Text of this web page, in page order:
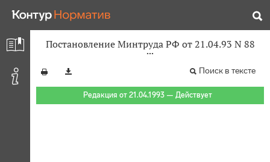
Постановление Минтруда РФ от 21.04.93 N 88
Поиск в тексте
Редакция от 21.04.1993 — Действует